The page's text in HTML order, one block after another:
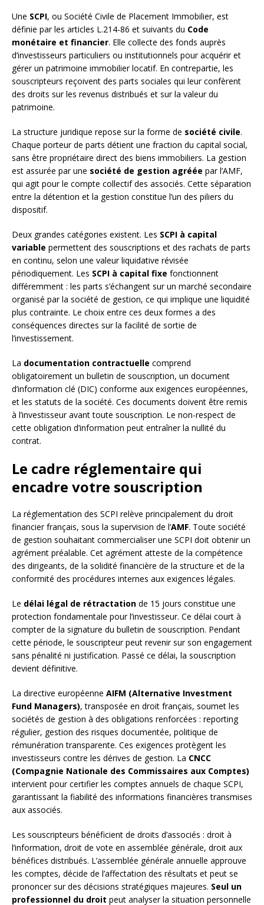
Une SCPI, ou Société Civile de Placement Immobilier, est
définie par les articles L.214-86 et suivants du Code
monétaire et financier. Elle collecte des fonds auprès
d’investisseurs particuliers ou institutionnels pour acquérir et
gérer un patrimoine immobilier locatif. En contrepartie, les
souscripteurs reçoivent des parts sociales qui leur confèrent
des droits sur les revenus distribués et sur la valeur du
patrimoine.
La structure juridique repose sur la forme de société civile.
Chaque porteur de parts détient une fraction du capital social,
sans être propriétaire direct des biens immobiliers. La gestion
est assurée par une société de gestion agréée par l’AMF,
qui agit pour le compte collectif des associés. Cette séparation
entre la détention et la gestion constitue l’un des piliers du
dispositif.
Deux grandes catégories existent. Les SCPI à capital
variable permettent des souscriptions et des rachats de parts
en continu, selon une valeur liquidative révisée
périodiquement. Les SCPI à capital fixe fonctionnent
différemment : les parts s’échangent sur un marché secondaire
organisé par la société de gestion, ce qui implique une liquidité
plus contrainte. Le choix entre ces deux formes a des
conséquences directes sur la facilité de sortie de
l’investissement.
La documentation contractuelle comprend
obligatoirement un bulletin de souscription, un document
d’information clé (DIC) conforme aux exigences européennes,
et les statuts de la société. Ces documents doivent être remis
à l’investisseur avant toute souscription. Le non-respect de
cette obligation d’information peut entraîner la nullité du
contrat.
Le cadre réglementaire qui
encadre votre souscription
La réglementation des SCPI relève principalement du droit
financier français, sous la supervision de l’AMF. Toute société
de gestion souhaitant commercialiser une SCPI doit obtenir un
agrément préalable. Cet agrément atteste de la compétence
des dirigeants, de la solidité financière de la structure et de la
conformité des procédures internes aux exigences légales.
Le délai légal de rétractation de 15 jours constitue une
protection fondamentale pour l’investisseur. Ce délai court à
compter de la signature du bulletin de souscription. Pendant
cette période, le souscripteur peut revenir sur son engagement
sans pénalité ni justification. Passé ce délai, la souscription
devient définitive.
La directive européenne AIFM (Alternative Investment
Fund Managers), transposée en droit français, soumet les
sociétés de gestion à des obligations renforcées : reporting
régulier, gestion des risques documentée, politique de
rémunération transparente. Ces exigences protègent les
investisseurs contre les dérives de gestion. La CNCC
(Compagnie Nationale des Commissaires aux Comptes)
intervient pour certifier les comptes annuels de chaque SCPI,
garantissant la fiabilité des informations financières transmises
aux associés.
Les souscripteurs bénéficient de droits d’associés : droit à
l’information, droit de vote en assemblée générale, droit aux
bénéfices distribués. L’assemblée générale annuelle approuve
les comptes, décide de l’affectation des résultats et peut se
prononcer sur des décisions stratégiques majeures. Seul un
professionnel du droit peut analyser la situation personnelle